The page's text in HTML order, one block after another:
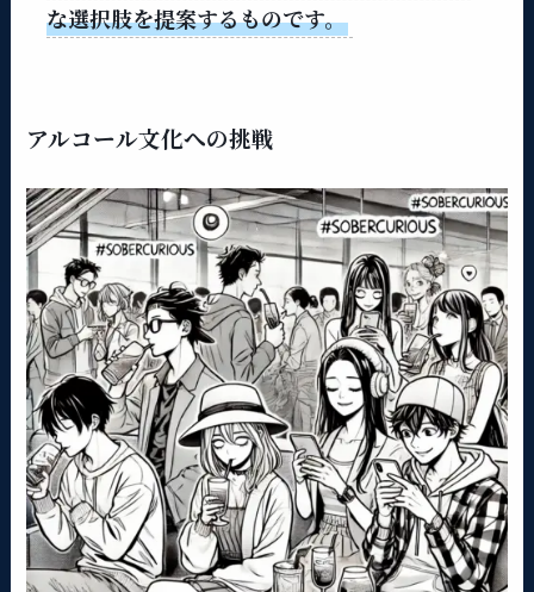
な選択肢を提案するものです。
アルコール文化への挑戦